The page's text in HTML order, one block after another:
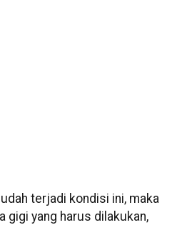
terjadi kondisi ini, maka
gigi yang harus dilakukan,